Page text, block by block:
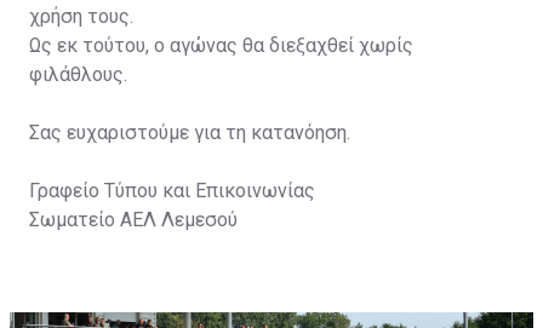
χρήση τους.
Ως εκ τούτου, ο αγώνας θα διεξαχθεί χωρίς
φιλάθλους.
Σας ευχαριστούμε για τη κατανόηση.
Γραφείο Τύπου και Επικοινωνίας
Σωματείο ΑΕΛ Λεμεσού